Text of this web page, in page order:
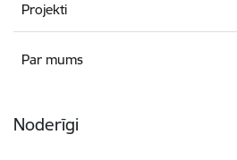
Projekti
Par mums
Noderīgi